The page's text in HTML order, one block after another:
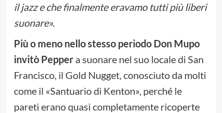
il jazz e che finalmente eravamo tutti più liberi
suonare».
Più o meno nello stesso periodo Don Mupo
invitò Peppera suonare nel suo locale di San
Francisco, il Gold Nugget, conosciuto da molti
come il «Santuario di Kenton», perché le
pareti erano quasi completamente ricoperte